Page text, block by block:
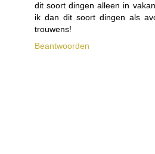
dit soort dingen alleen in
ik dan dit soort dingen als
trouwens!
Beantwoorden